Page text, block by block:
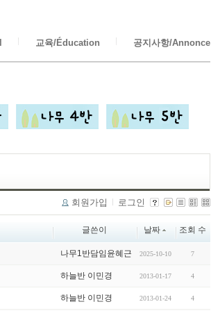
교육/Éducation 공지사항/Annonce
회원가입 로그인
글쓴이 날짜 조회 수
나무1반담임윤혜근 2025-10-10 7
하늘반 이민경 2013-01-17 4
하늘반 이민경 2013-01-24 4